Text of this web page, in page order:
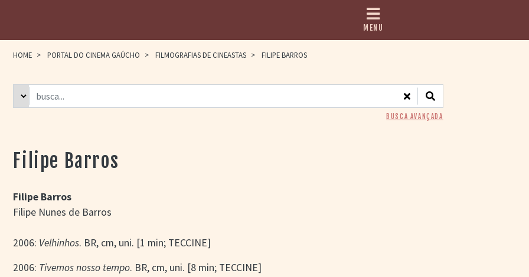
MENU
HOME > PORTAL DO CINEMA GAÚCHO > FILMOGRAFIAS DE CINEASTAS > FILIPE BARROS
BUSCA AVANÇADA
Filipe Barros
Filipe Barros
Filipe Nunes de Barros
2006: Velhinhos. BR, cm, uni. [1 min; TECCINE]
2006: Tivemos nosso tempo. BR, cm, uni. [8 min; TECCINE]